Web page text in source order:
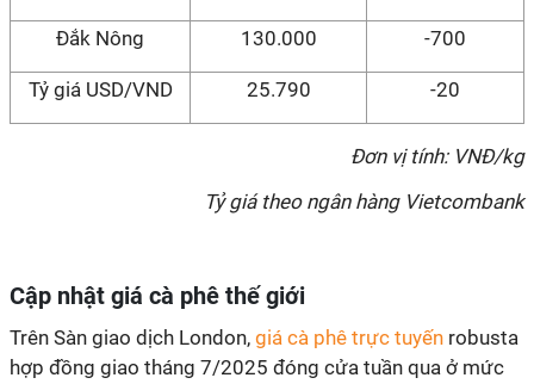
Đắk Nông 130.000 -700
Tỷ giá USD/VND 25.790 -20
Đơn vị tính: VNĐ/kg
Tỷ giá theo ngân hàng Vietcombank
Cập nhật giá cà phê thế giới
Trên Sàn giao dịch London, giá cà phê trực tuyến robusta
hợp đồng giao tháng 7/2025 đóng cửa tuần qua ở mức